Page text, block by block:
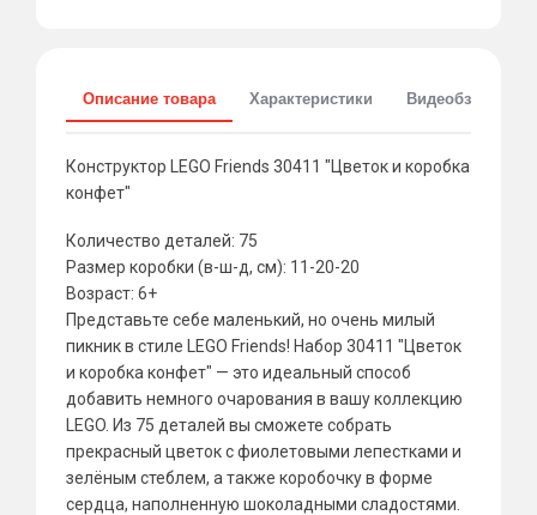
Описание товара Характеристики Видеобзоры
Конструктор LEGO Friends 30411 "Цветок и коробка
конфет"
Количество деталей: 75
Размер коробки (в-ш-д, см): 11-20-20
Возраст: 6+
Представьте себе маленький, но очень милый
пикник в стиле LEGO Friends! Набор 30411 "Цветок
и коробка конфет" — это идеальный способ
добавить немного очарования в вашу коллекцию
LEGO. Из 75 деталей вы сможете собрать
прекрасный цветок с фиолетовыми лепестками и
зелёным стеблем, а также коробочку в форме
сердца, наполненную шоколадными сладостями.